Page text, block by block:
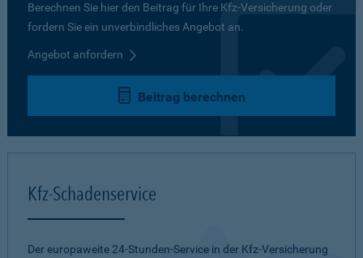
Berechnen Sie hier den Beitrag für Ihre Kfz-Versicherung oder
fordern Sie ein unverbindliches Angebot an.
Angebot anfordern
Beitrag berechnen
Kfz-Schadenservice
Der europaweite 24-Stunden-Service in der Kfz-Versicherung